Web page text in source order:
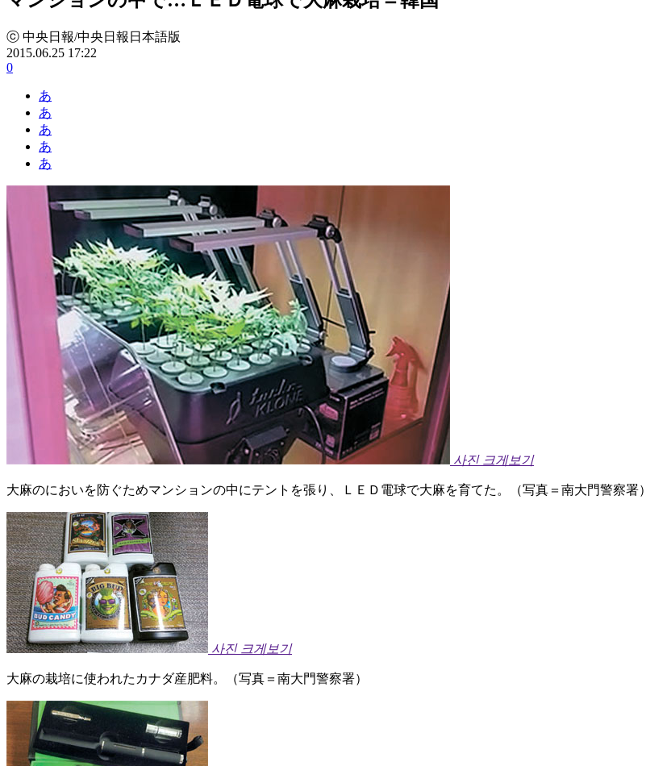
ⓒ 中央日報/中央日報日本語版
2015.06.25 17:22
0
あ
あ
あ
あ
あ
사진 크게보기
大麻のにおいを防ぐためマンションの中にテントを張り、ＬＥＤ電球で大麻を育てた。（写真＝南大門警察署）
사진 크게보기
大麻の栽培に使われたカナダ産肥料。（写真＝南大門警察署）